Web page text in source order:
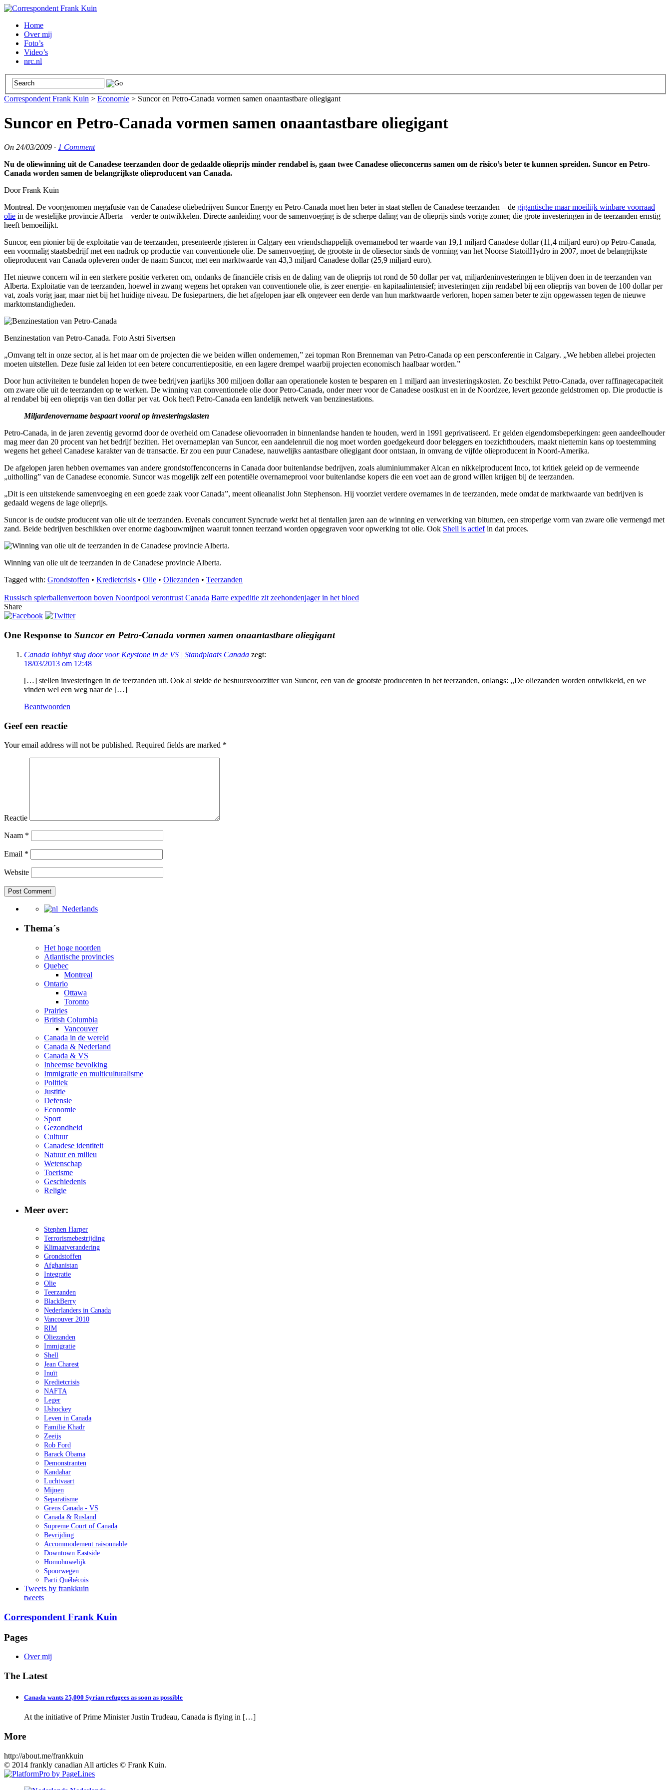
Home
Over mij
Foto’s
Video’s
nrc.nl
Correspondent Frank Kuin > Economie > Suncor en Petro-Canada vormen samen onaantastbare oliegigant
Suncor en Petro-Canada vormen samen onaantastbare oliegigant
On 24/03/2009 · 1 Comment
Nu de oliewinning uit de Canadese teerzanden door de gedaalde olieprijs minder rendabel is, gaan twee Canadese olieconcerns samen om de risico’s beter te kunnen spreiden. Suncor en Petro-
Canada worden samen de belangrijkste olieproducent van Canada.
Door Frank Kuin
Montreal. De voorgenomen megafusie van de Canadese oliebedrijven Suncor Energy en Petro-Canada moet hen beter in staat stellen de Canadese teerzanden – de gigantische maar moeilijk winbare voorraad
olie in de westelijke provincie Alberta – verder te ontwikkelen. Directe aanleiding voor de samenvoeging is de scherpe daling van de olieprijs sinds vorige zomer, die grote investeringen in de teerzanden ernstig
heeft bemoeilijkt.
Suncor, een pionier bij de exploitatie van de teerzanden, presenteerde gisteren in Calgary een vriendschappelijk overnamebod ter waarde van 19,1 miljard Canadese dollar (11,4 miljard euro) op Petro-Canada,
een voormalig staatsbedrijf met een nadruk op productie van conventionele olie. De samenvoeging, de grootste in de oliesector sinds de vorming van het Noorse StatoilHydro in 2007, moet de belangrijkste
olieproducent van Canada opleveren onder de naam Suncor, met een marktwaarde van 43,3 miljard Canadese dollar (25,9 miljard euro).
Het nieuwe concern wil in een sterkere positie verkeren om, ondanks de financiële crisis en de daling van de olieprijs tot rond de 50 dollar per vat, miljardeninvesteringen te blijven doen in de teerzanden van
Alberta. Exploitatie van de teerzanden, hoewel in zwang wegens het opraken van conventionele olie, is zeer energie- en kapitaalintensief; investeringen zijn rendabel bij een olieprijs van boven de 100 dollar per
vat, zoals vorig jaar, maar niet bij het huidige niveau. De fusiepartners, die het afgelopen jaar elk ongeveer een derde van hun marktwaarde verloren, hopen samen beter te zijn opgewassen tegen de nieuwe
marktomstandigheden.
Benzinestation van Petro-Canada. Foto Astri Sivertsen
„Omvang telt in onze sector, al is het maar om de projecten die we beiden willen ondernemen,” zei topman Ron Brenneman van Petro-Canada op een persconferentie in Calgary. „We hebben allebei projecten
moeten uitstellen. Deze fusie zal leiden tot een betere concurrentiepositie, en een lagere drempel waarbij projecten economisch haalbaar worden.”
Door hun activiteiten te bundelen hopen de twee bedrijven jaarlijks 300 miljoen dollar aan operationele kosten te besparen en 1 miljard aan investeringskosten. Zo beschikt Petro-Canada, over raffinagecapaciteit
om zware olie uit de teerzanden op te werken. De winning van conventionele olie door Petro-Canada, onder meer voor de Canadese oostkust en in de Noordzee, levert gezonde geldstromen op. Die productie is
al rendabel bij een olieprijs van tien dollar per vat. Ook heeft Petro-Canada een landelijk netwerk van benzinestations.
Miljardenovername bespaart vooral op investeringslasten
Petro-Canada, in de jaren zeventig gevormd door de overheid om Canadese olievoorraden in binnenlandse handen te houden, werd in 1991 geprivatiseerd. Er gelden eigendomsbeperkingen: geen aandeelhouder
mag meer dan 20 procent van het bedrijf bezitten. Het overnameplan van Suncor, een aandelenruil die nog moet worden goedgekeurd door beleggers en toezichthouders, maakt niettemin kans op toestemming
wegens het geheel Canadese karakter van de transactie. Er zou een puur Canadese, nauwelijks aantastbare oliegigant door ontstaan, in omvang de vijfde olieproducent in Noord-Amerika.
De afgelopen jaren hebben overnames van andere grondstoffenconcerns in Canada door buitenlandse bedrijven, zoals aluminiummaker Alcan en nikkelproducent Inco, tot kritiek geleid op de vermeende
„uitholling” van de Canadese economie. Suncor was mogelijk zelf een potentiële overnameprooi voor buitenlandse kopers die een voet aan de grond willen krijgen bij de teerzanden.
„Dit is een uitstekende samenvoeging en een goede zaak voor Canada”, meent olieanalist John Stephenson. Hij voorziet verdere overnames in de teerzanden, mede omdat de marktwaarde van bedrijven is
gedaald wegens de lage olieprijs.
Suncor is de oudste producent van olie uit de teerzanden. Evenals concurrent Syncrude werkt het al tientallen jaren aan de winning en verwerking van bitumen, een stroperige vorm van zware olie vermengd met
zand. Beide bedrijven beschikken over enorme dagbouwmijnen waaruit tonnen teerzand worden opgegraven voor opwerking tot olie. Ook Shell is actiefin dat proces.
Winning van olie uit de teerzanden in de Canadese provincie Alberta.
Tagged with: Grondstoffen • Kredietcrisis • Olie • Oliezanden • Teerzanden
Russisch spierballenvertoon boven Noordpool verontrust Canada Barre expeditie zit zeehondenjager in het bloed
Share
One Response to Suncor en Petro-Canada vormen samen onaantastbare oliegigant
Canada lobbyt stug door voor Keystone in de VS | Standplaats Canada zegt:
18/03/2013 om 12:48
[…] stellen investeringen in de teerzanden uit. Ook al stelde de bestuursvoorzitter van Suncor, een van de grootste producenten in het teerzanden, onlangs: ,,De oliezanden worden ontwikkeld, en we
vinden wel een weg naar de […]
Beantwoorden
Geef een reactie
Your email address will not be published. Required fields are marked *
Reactie
Naam *
Email *
Website
Nederlands
Thema´s
Het hoge noorden
Atlantische provincies
Quebec
Montreal
Ontario
Ottawa
Toronto
Prairies
British Columbia
Vancouver
Canada in de wereld
Canada & Nederland
Canada & VS
Inheemse bevolking
Immigratie en multiculturalisme
Politiek
Justitie
Defensie
Economie
Sport
Gezondheid
Cultuur
Canadese identiteit
Natuur en milieu
Wetenschap
Toerisme
Geschiedenis
Religie
Meer over:
Stephen Harper
Terrorismebestrijding
Klimaatverandering
Grondstoffen
Afghanistan
Integratie
Olie
Teerzanden
BlackBerry
Nederlanders in Canada
Vancouver 2010
RIM
Oliezanden
Immigratie
Shell
Jean Charest
Inuït
Kredietcrisis
NAFTA
Leger
IJshockey
Leven in Canada
Familie Khadr
Zeeijs
Rob Ford
Barack Obama
Demonstranten
Kandahar
Luchtvaart
Mijnen
Separatisme
Grens Canada - VS
Canada & Rusland
Supreme Court of Canada
Bevrijding
Accommodement raisonnable
Downtown Eastside
Homohuwelijk
Spoorwegen
Parti Québécois
Tweets by frankkuin
tweets
Correspondent Frank Kuin
Pages
Over mij
The Latest
Canada wants 25,000 Syrian refugees as soon as possible
At the initiative of Prime Minister Justin Trudeau, Canada is flying in […]
More
http://about.me/frankkuin
© 2014 frankly canadian All articles © Frank Kuin.